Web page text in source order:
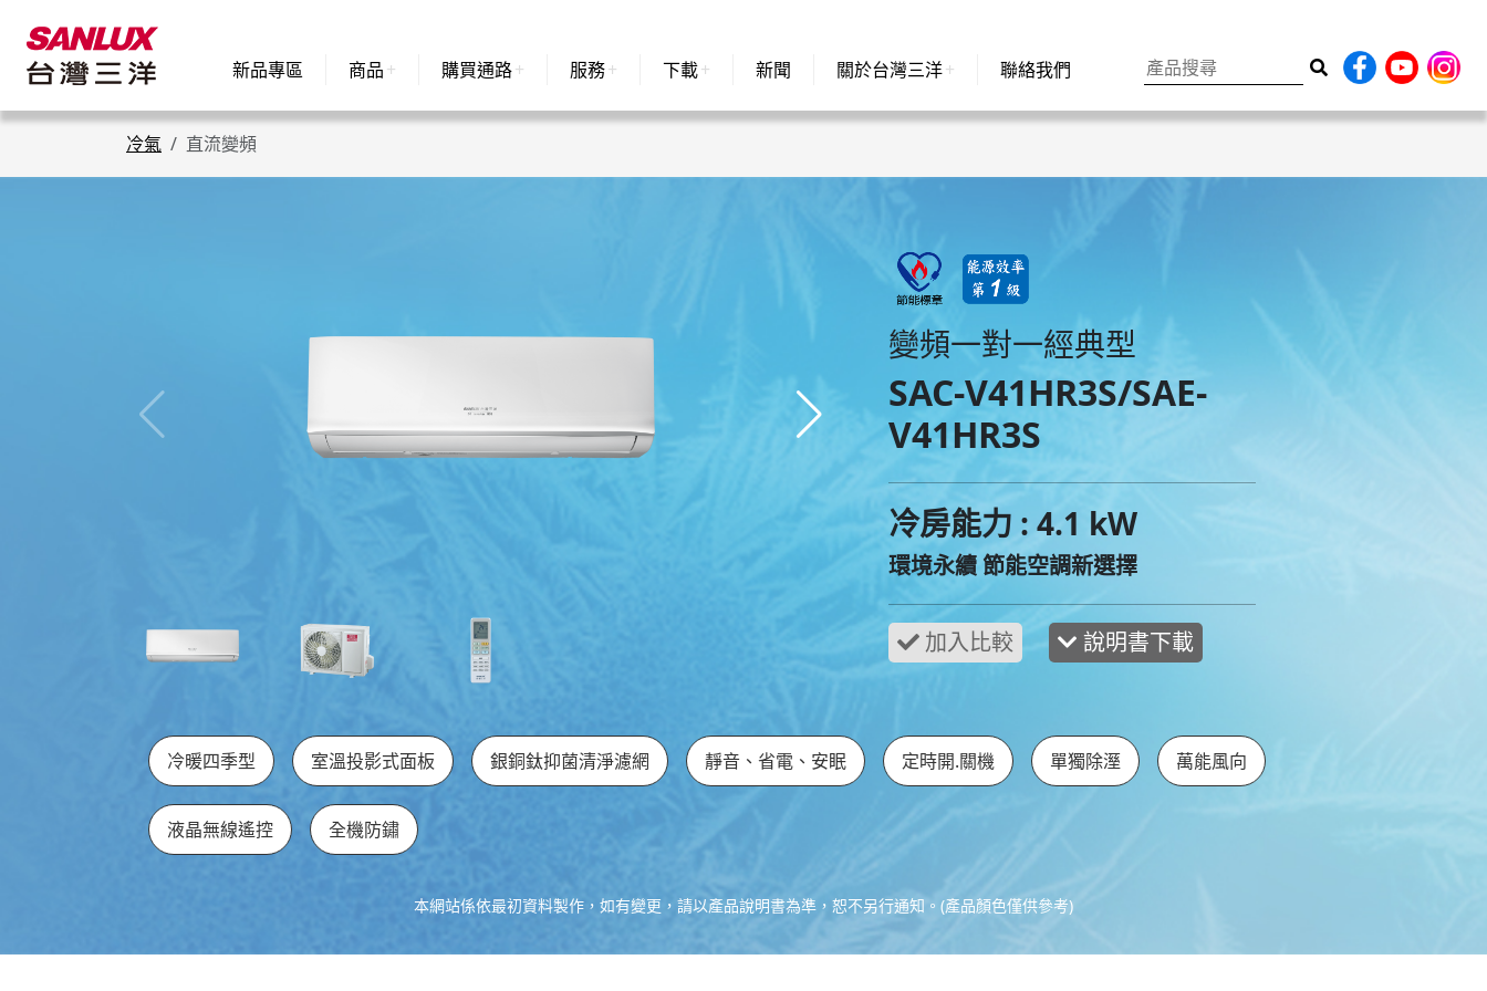
新品專區 商品 購買通路 服務 下載 新聞 關於台灣三洋 聯絡我們
冷氣 直流變頻
變頻一對一經典型
SAC-V41HR3S/SAE-
V41HR3S
冷房能力 : 4.1 kW
環境永續 節能空調新選擇
說明書下載
冷暖四季型 室溫投影式面板 銀銅鈦抑菌清淨濾網 靜音、省電、安眠 定時開.關機 單獨除溼 萬能風向
液晶無線遙控 全機防鏽
本網站係依最初資料製作，如有變更，請以產品說明書為準，恕不另行通知。(產品顏色僅供參考)